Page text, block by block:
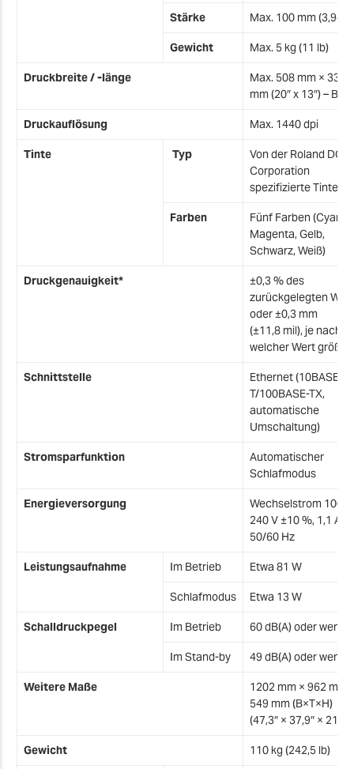
Stärke Max. 100 mm (3,94″)
Gewicht Max. 5 kg (11 lb)
Druckbreite / -länge
Max. 508 mm × 330
mm (20″ x 13″) – B×L
Druckauflösung Max. 1440 dpi
Tinte Typ
Von der Roland DG
Corporation
spezifizierte Tinte.
Farben
Fünf Farben (Cyan,
Magenta, Gelb,
Schwarz, Weiß)
Druckgenauigkeit*
±0,3 % des
zurückgelegten
oder ±0,3 mm
(±11,8 mil), je
welcher Wert größer
Schnittstelle
Ethernet (10BASE-
T/100BASE-TX,
automatische
Umschaltung)
Stromsparfunktion
Automatischer
Schlafmodus
Energieversorgung
Wechselstrom 100–
240 V ±10 %, 1,1 A,
50/60 Hz
Leistungsaufnahme Im Betrieb Etwa 81 W
Schlafmodus Etwa 13 W
Schalldruckpegel Im Betrieb 60 dB(A) oder
Im Stand-by 49 dB(A) oder
Weitere Maße
1202 mm × 962 mm
549 mm (B×T×H)
(47,3″ × 37,9″ × 21,6″)
Gewicht 110 kg (242,5 lb)